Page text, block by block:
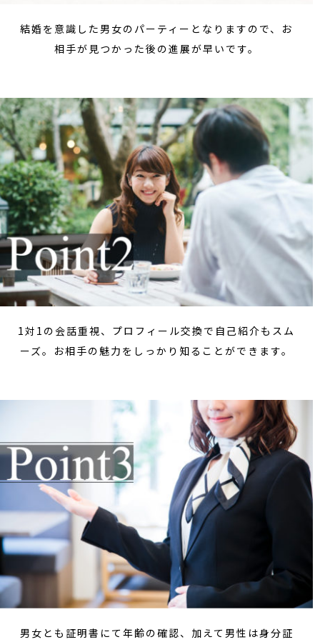
結婚を意識した男女のパーティーとなりますので、お
相手が見つかった後の進展が早いです。
1対1の会話重視、プロフィール交換で自己紹介もスム
ーズ。お相手の魅力をしっかり知ることができます。
男女とも証明書にて年齢の確認、加えて男性は身分証